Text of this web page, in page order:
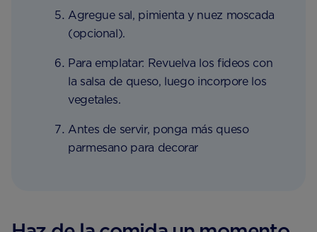
Agregue sal, pimienta y nuez moscada
(opcional).
Para emplatar: Revuelva los fideos con
la salsa de queso, luego incorpore los
vegetales.
Antes de servir, ponga más queso
parmesano para decorar